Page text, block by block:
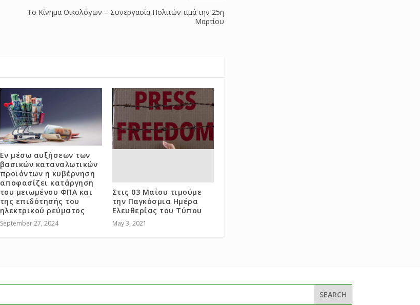
Tο Κίνημα Οικολόγων – Συνεργασία Πολιτών τιμά την 25η
Μαρτίου
Εν μέσω αυξήσεων των
βασικών καταναλωτικών
προϊόντων η κυβέρνηση
αποφασίζει κατάργηση
του μειωμένου ΦΠΑ και
της επιδότησής του
ηλεκτρικού ρεύματος
September 27, 2024
Στις 03 Μαΐου τιμούμε
την Παγκόσμια Ημέρα
Ελευθερίας του Τύπου
May 3, 2021